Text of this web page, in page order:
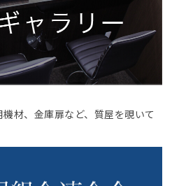
材、金庫扉など、質屋を覗いて